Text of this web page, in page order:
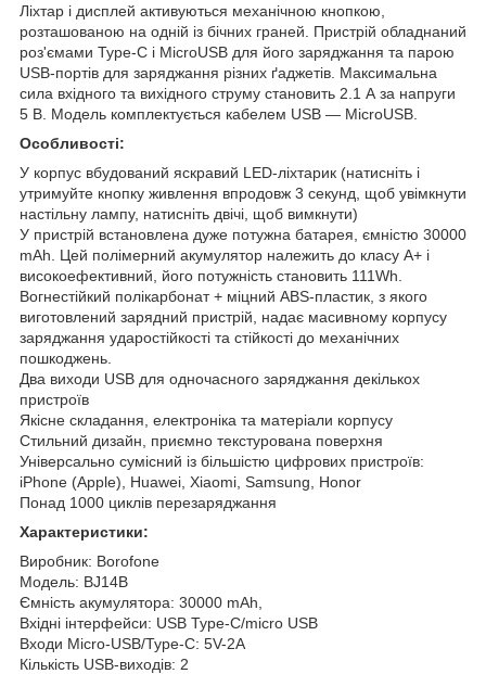
Ліхтар і дисплей активуються механічною кнопкою,
розташованою на одній із бічних граней. Пристрій обладнаний
роз'ємами Type-C і MicroUSB для його заряджання та парою
USB-портів для заряджання різних ґаджетів. Максимальна
сила вхідного та вихідного струму становить 2.1 А за напруги
5 В. Модель комплектується кабелем USB — MicroUSB.
Особливості:
У корпус вбудований яскравий LED-ліхтарик (натисніть і
утримуйте кнопку живлення впродовж 3 секунд, щоб увімкнути
настільну лампу, натисніть двічі, щоб вимкнути)
У пристрій встановлена дуже потужна батарея, ємністю 30000
mAh. Цей полімерний акумулятор належить до класу А+ і
високоефективний, його потужність становить 111Wh.
Вогнестійкий полікарбонат + міцний ABS-пластик, з якого
виготовлений зарядний пристрій, надає масивному корпусу
заряджання ударостійкості та стійкості до механічних
пошкоджень.
Два виходи USB для одночасного заряджання декількох
пристроїв
Якісне складання, електроніка та матеріали корпусу
Стильний дизайн, приємно текстурована поверхня
Універсально сумісний із більшістю цифрових пристроїв:
iPhone (Apple), Huawei, Xiaomi, Samsung, Honor
Понад 1000 циклів перезаряджання
Характеристики:
Виробник: Borofone
Модель: BJ14B
Ємність акумулятора: 30000 mAh,
Вхідні інтерфейси: USB Type-C/micro USB
Входи Micro-USB/Type-C: 5V-2A
Кількість USB-виходів: 2